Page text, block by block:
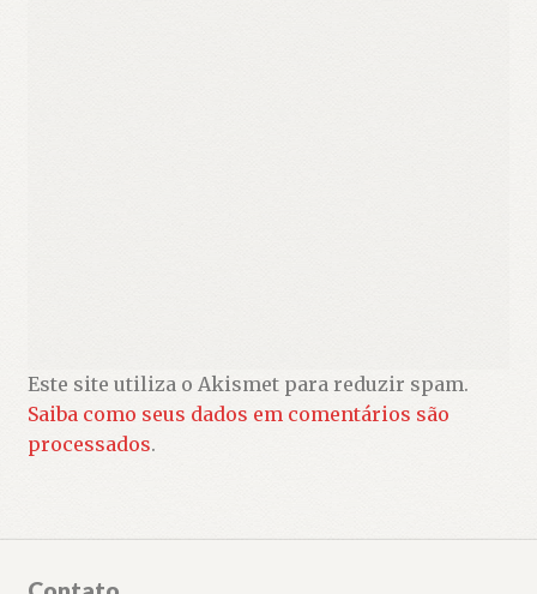
Este site utiliza o Akismet para reduzir spam.
Saiba como seus dados em comentários são
processados.